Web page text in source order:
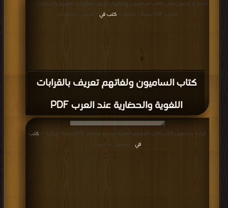
كتاب الساميون ولغاتهم تعريف بالقرابات
اللغوية والحضارية عند العرب PDF
قراءة و تحميل كتاب كتاب الساميون ولغاتهم تعريف بالقرابات اللغوية والحضارية عند
العرب PDF مجانا | مكتبة >
كتب في | التحميل : مرة/مرات
قراءة و تحميل كتاب كتاب المعاجم العبرية دراسة مقارنة PDF مجانا | مكتبة >
كتب
في
| التحميل : مرة/مرات